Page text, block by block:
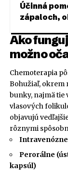
Účinná
zápaloch,
Ako
možno
Chemoterapia
Bohužiaľ, okrem
bunky, najmä tie
vlasových
objavujú
rôznymi
Intravenózne
Perorálne
kapsúl)